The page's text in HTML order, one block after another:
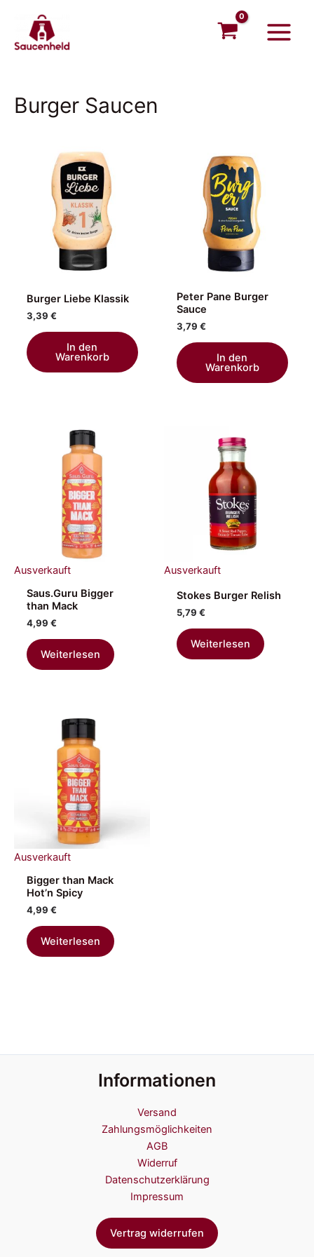
springen
Menu
Burger Saucen
Burger Liebe Klassik
3,39 €
In den
Warenkorb
Peter Pane Burger
Sauce
3,79 €
In den
Warenkorb
Ausverkauft
Saus.Guru Bigger
than Mack
4,99 €
Weiterlesen
Ausverkauft
Stokes Burger Relish
5,79 €
Weiterlesen
Ausverkauft
Bigger than Mack
Hot’n Spicy
4,99 €
Weiterlesen
Informationen
Versand
Zahlungsmöglichkeiten
AGB
Widerruf
Datenschutzerklärung
Impressum
Vertrag widerrufen